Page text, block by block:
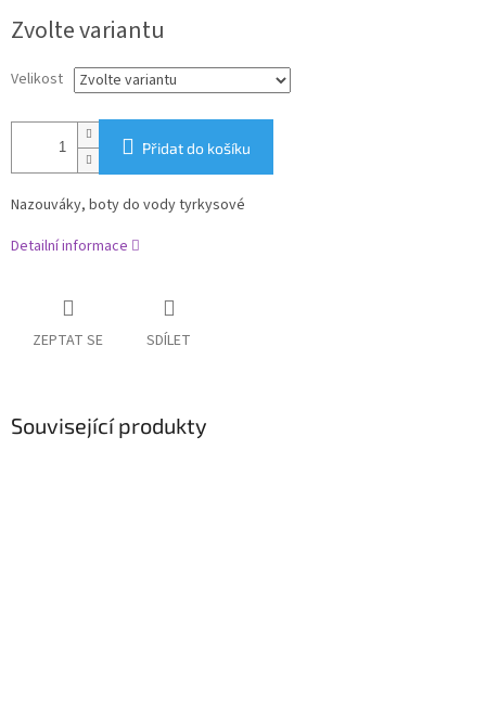
cena:
Zvolte variantu
Velikost
Přidat do košíku
Nazouváky, boty do vody tyrkysové
Detailní informace
ZEPTAT SE SDÍLET
Související produkty